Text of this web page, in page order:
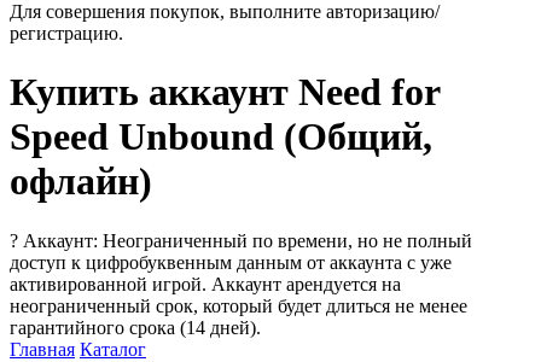
Для совершения покупок, выполните авторизацию/
регистрацию.
Купить аккаунт Need for
Speed Unbound (Общий,
офлайн)
? Аккаунт: Неограниченный по времени, но не полный
доступ к цифробуквенным данным от аккаунта с уже
активированной игрой. Аккаунт арендуется на
неограниченный срок, который будет длиться не менее
гарантийного срока (14 дней).
Главная Каталог